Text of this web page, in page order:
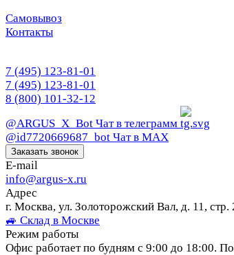
Самовывоз
Контакты
7 (495) 123-81-01
7 (495) 123-81-01
8 (800) 101-32-12
@ARGUS_X_Bot Чат в телеграмм
@id7720669687_bot Чат в МАХ
Заказать звонок
E-mail
info@argus-x.ru
Адрес
г. Москва, ул. Золоторожский Вал, д. 11,
🚙 Склад в Москве
Режим работы
Офис работает по будням с 9:00 до 18:00.